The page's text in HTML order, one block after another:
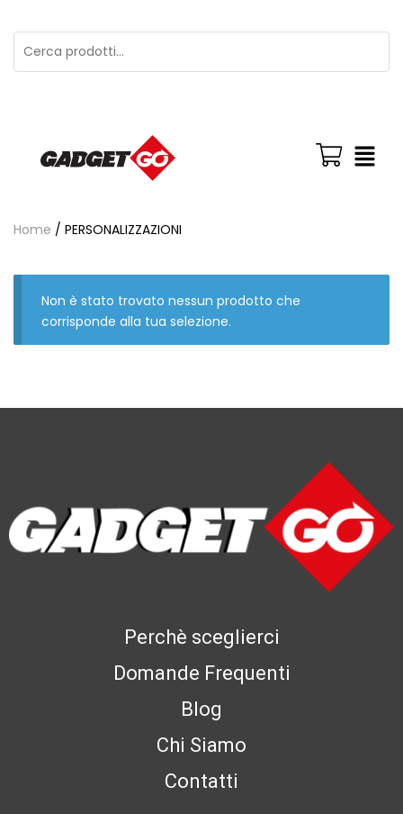
Home / PERSONALIZZAZIONI
Non è stato trovato nessun prodotto che
corrisponde alla tua selezione.
Perchè sceglierci
Domande Frequenti
Blog
Chi Siamo
Contatti